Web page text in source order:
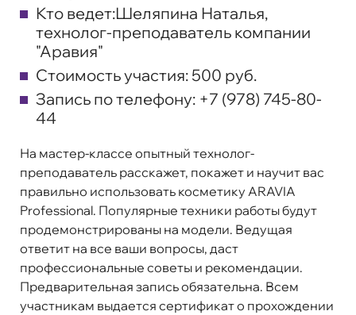
Кто ведет:Шеляпина Наталья,
технолог-преподаватель компании
"Аравия"
Стоимость участия: 500 руб.
Запись по телефону: +7 (978) 745-80-
44
На мастер-классе опытный технолог-
преподаватель расскажет, покажет и научит вас
правильно использовать косметику ARAVIA
Professional. Популярные техники работы будут
продемонстрированы на модели. Ведущая
ответит на все ваши вопросы, даст
профессиональные советы и рекомендации.
Предварительная запись обязательна. Всем
участникам выдается сертификат о прохождении